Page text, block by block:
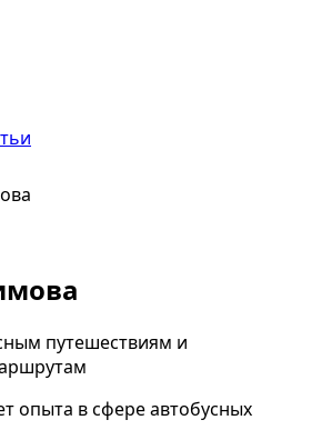
путешествиям и
опыта в сфере автобусных